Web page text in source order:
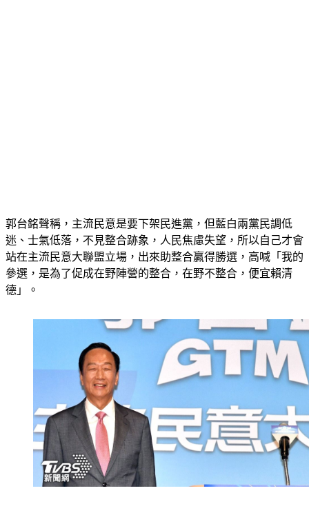
郭台銘聲稱，主流民意是要下架民進黨，但藍白兩黨民調低
迷、士氣低落，不見整合跡象，人民焦慮失望，所以自己才會
站在主流民意大聯盟立場，出來助整合贏得勝選，高喊「我的
參選，是為了促成在野陣營的整合，在野不整合，便宜賴清
德」。